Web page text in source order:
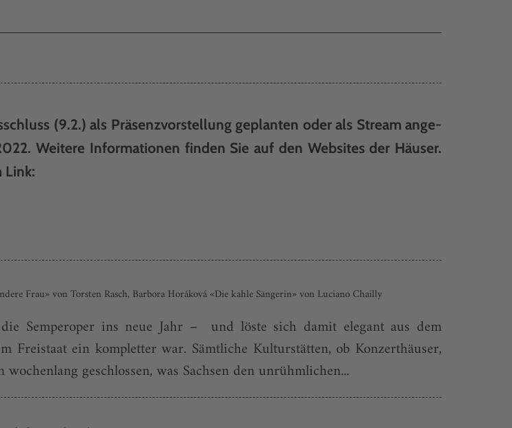
(9.2.) als Präsenzvorstellung geplanten oder als Stream ange­
Weitere Informationen finden Sie auf den Websites der Häuser.
Link:
Frau» von Torsten Rasch, Barbora Horáková «Die kahle Sängerin» von Luciano Chailly
Semperoper ins neue Jahr – und löste sich damit elegant aus dem
ein kompletter war. Sämtliche Kulturstätten, ob Konzerthäuser,
geschlossen, was Sachsen den unrühmlichen...